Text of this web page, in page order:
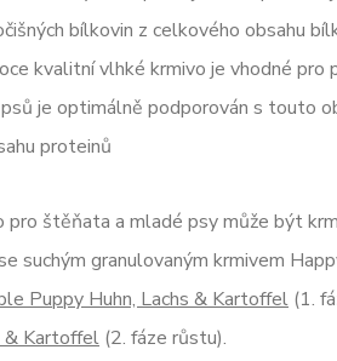
bílkovin z celkového obsahu
kvalitní vlhké krmivo je vhodné pro
je optimálně podporován s touto
proteinů
pro štěňata a mladé psy může být
suchým granulovaným krmivem
Puppy Huhn, Lachs & Kartoffel (1.
& Kartoffel (2. fáze růstu).